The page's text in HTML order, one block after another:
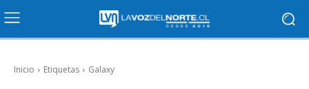
Inicio Etiquetas Galaxy